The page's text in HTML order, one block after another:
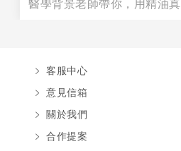
醫學背景老師帶你，用精油
客服中心
意見信箱
關於我們
合作提案